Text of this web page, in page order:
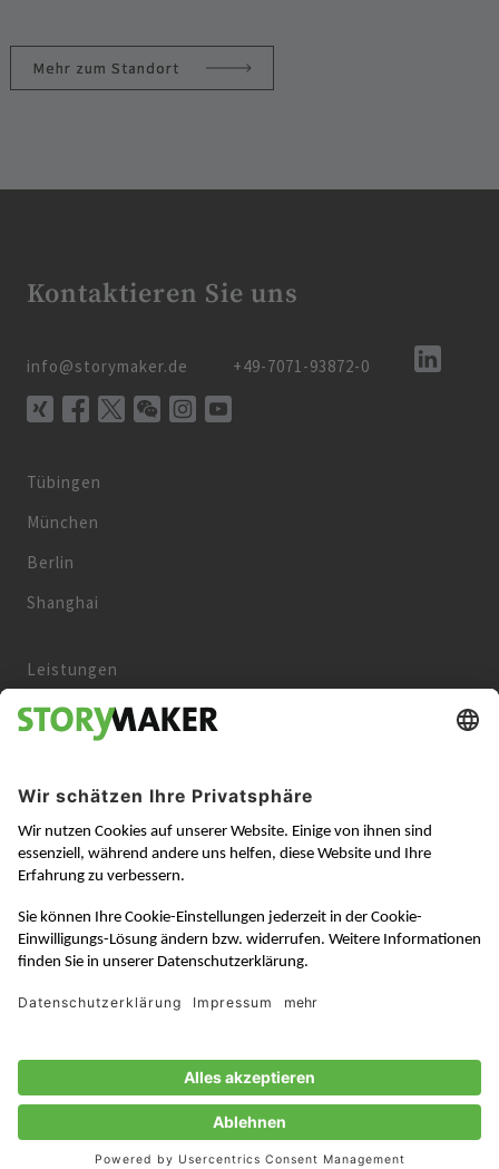
Mehr zum Standort
Kontaktieren Sie uns
info@storymaker.de +49-7071-93872-0
Tübingen
München
Berlin
Shanghai
Leistungen
Kunden
Aktuelles
Karriere
Datenschutz